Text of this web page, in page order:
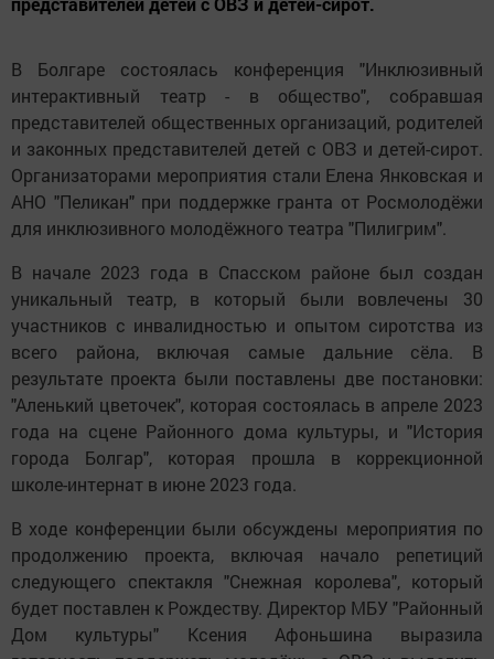
В Болгаре состоялась конференция "Инклюзивный
интерактивный театр - в общество", собравшая
представителей общественных организаций, родителей
и законных представителей детей с ОВЗ и детей-сирот.
Организаторами мероприятия стали Елена Янковская и
АНО "Пеликан" при поддержке гранта от Росмолодёжи
для инклюзивного молодёжного театра "Пилигрим".
В начале 2023 года в Спасском районе был создан
уникальный театр, в который были вовлечены 30
участников с инвалидностью и опытом сиротства из
всего района, включая самые дальние сёла. В
результате проекта были поставлены две постановки:
"Аленький цветочек", которая состоялась в апреле 2023
года на сцене Районного дома культуры, и "История
города Болгар", которая прошла в коррекционной
школе-интернат в июне 2023 года.
В ходе конференции были обсуждены мероприятия по
продолжению проекта, включая начало репетиций
следующего спектакля "Снежная королева", который
будет поставлен к Рождеству. Директор МБУ "Районный
Дом культуры" Ксения Афоньшина выразила